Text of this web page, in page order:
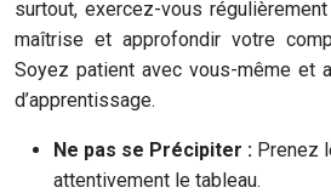
surtout, exercez-vous
maîtrise et approfondir votre
Soyez patient avec vous-même et
d’apprentissage.
Ne pas se Précipiter : Prenez
attentivement le tableau.